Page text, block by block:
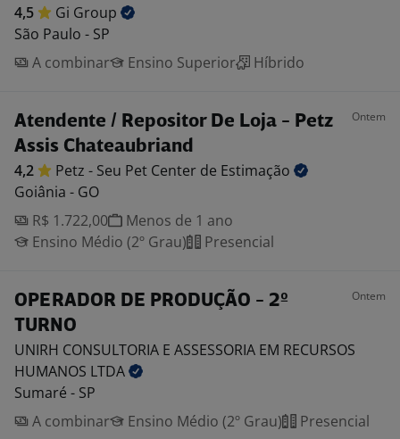
4,5 Gi Group
São Paulo - SP
A combinar
Ensino Superior Híbrido
Atendente / Repositor De Loja - Petz
Assis Chateaubriand
Ontem
4,2 Petz - Seu Pet Center de Estimação
Goiânia - GO
R$ 1.722,00
Menos de 1 ano
Ensino Médio (2º Grau)
Presencial
OPERADOR DE PRODUÇÃO - 2º
TURNO
Ontem
UNIRH CONSULTORIA E ASSESSORIA EM RECURSOS
HUMANOS LTDA
Sumaré - SP
A combinar
Ensino Médio (2º Grau) Presencial